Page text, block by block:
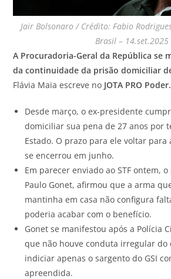
Jair Bolsonaro / Crédito: Fabio
Brasil – 14.set.2025
A Procuradoria-Geral da República se
da continuidade da prisão domiciliar
Flávia Maia escreve no JOTA PRO Poder.
Desde março, o ex-presidente
domiciliar sua pena de 27 anos por
Estado. O prazo para ele voltar para
se encerrou em junho.
Em parecer enviado ao STF ontem,
Paulo Gonet, afirmou que a arma
mantinha em casa não configura
poderia acabar com o benefício.
Gonet se manifestou após a Polícia
que não houve conduta irregular do
indiciar apenas o sargento do GSI
apreendida.